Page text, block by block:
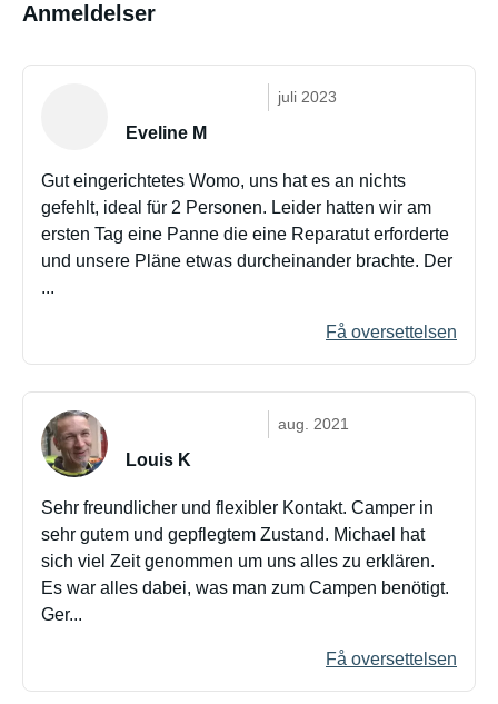
Anmeldelser
juli 2023
Eveline M
Gut eingerichtetes Womo, uns hat es an nichts
gefehlt, ideal für 2 Personen. Leider hatten wir am
ersten Tag eine Panne die eine Reparatut erforderte
und unsere Pläne etwas durcheinander brachte. Der
...
Få oversettelsen
aug. 2021
Louis K
Sehr freundlicher und flexibler Kontakt. Camper in
sehr gutem und gepflegtem Zustand. Michael hat
sich viel Zeit genommen um uns alles zu erklären.
Es war alles dabei, was man zum Campen benötigt.
Ger...
Få oversettelsen